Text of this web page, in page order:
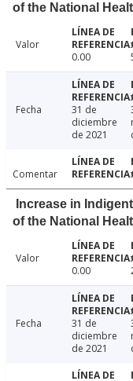
of the National
Valor
0.00
Fecha
31 de
diciembre
de 2021
Comentar
Increase in
of the National
Valor
0.00
Fecha
31 de
diciembre
de 2021